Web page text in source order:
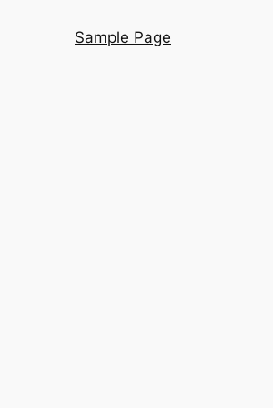
Sample Page